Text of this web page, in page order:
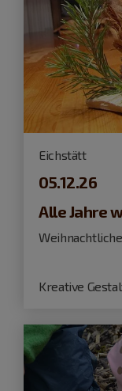
Eichstätt
05.12.26
Alle Jahre
Kreative